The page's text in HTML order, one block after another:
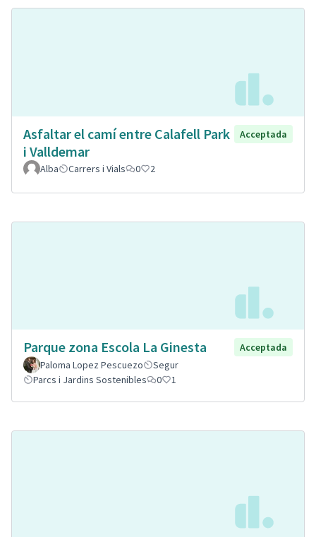
Asfaltar el camí entre Calafell Park
i Valldemar
Acceptada
Alba Carrers i Vials 0 2
Parque zona Escola La Ginesta
Acceptada
Paloma Lopez Pescuezo
Segur
Parcs i Jardins Sostenibles
0 1